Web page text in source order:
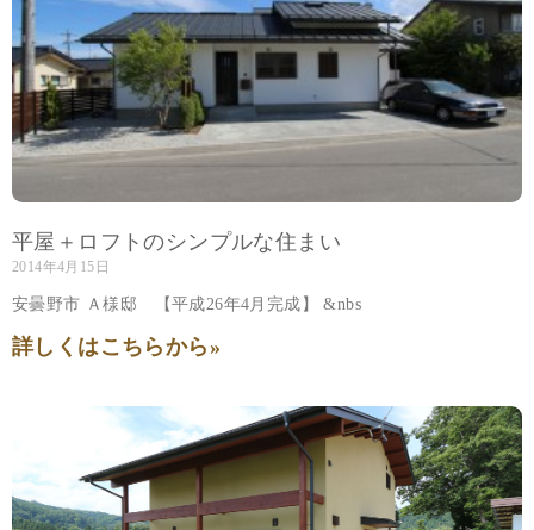
平屋＋ロフトのシンプルな住まい
2014年4月15日
安曇野市 Ａ様邸 【平成26年4月完成】 &nbs
詳しくはこちらから»